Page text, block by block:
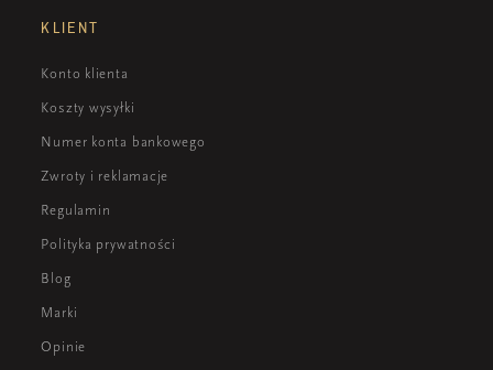
KLIENT
Konto klienta
Koszty wysyłki
Numer konta bankowego
Zwroty i reklamacje
Regulamin
Polityka prywatności
Blog
Marki
Opinie